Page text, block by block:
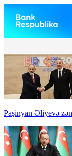
Paşinyan Əliyevə